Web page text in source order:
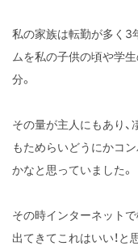
私の家族は転勤が多く3
ムを私の子供の頃や学
分。
その量が主人にもあり
もためらいどうにかコ
かなと思っていました。
その時インターネット
出てきてこれはいい！と